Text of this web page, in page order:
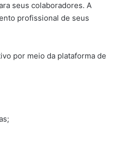
seus colaboradores. A
profissional de seus
por meio da plataforma de